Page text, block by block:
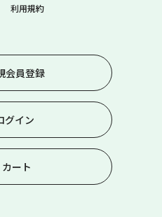
利用規約
会員登録
グイン
カート